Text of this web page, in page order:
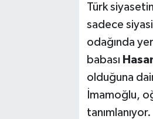
Türk
sadece
odağında
babası
olduğuna
İmamoğlu,
tanımlanıyor.